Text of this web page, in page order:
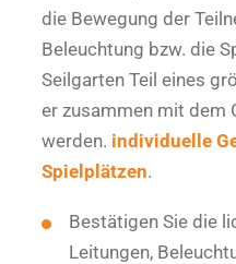
die Bewegung der
Beleuchtung bzw. die
Seilgarten Teil eines
er zusammen mit dem
werden. individuelle
Spielplätzen.
Bestätigen Sie die
Leitungen,